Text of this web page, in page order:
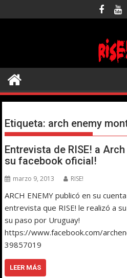
al
Etiqueta: arch enemy
Entrevista de RISE! a
su facebook oficial!
marzo 9, 2013 RISE!
ARCH ENEMY publicó en su
entrevista que RISE! le realizó a
su paso por Uruguay!
https://www.facebook.com/
39857019
LEER MÁS